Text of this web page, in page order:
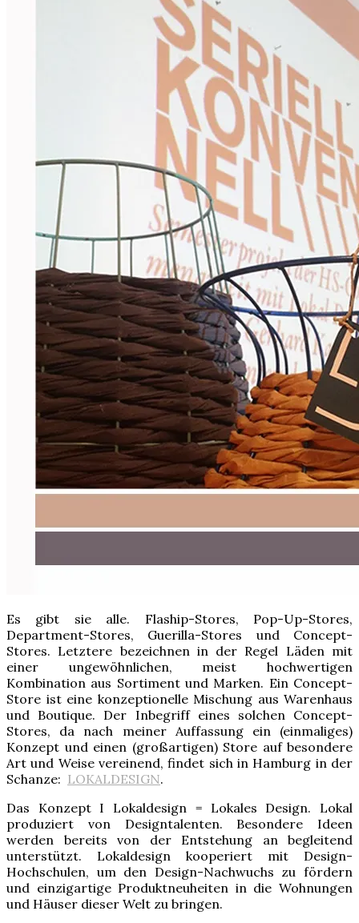
Es gibt sie alle. Flaship-Stores, Pop-Up-Stores,
Department-Stores, Guerilla-Stores und Concept-
Stores. Letztere bezeichnen in der Regel Läden mit
einer ungewöhnlichen, meist hochwertigen
Kombination aus Sortiment und Marken. Ein Concept-
Store ist eine konzeptionelle Mischung aus Warenhaus
und Boutique. Der Inbegriff eines solchen Concept-
Stores, da nach meiner Auffassung ein (einmaliges)
Konzept und einen (großartigen) Store auf besondere
Art und Weise vereinend, findet sich in Hamburg in der
Schanze: LOKALDESIGN.
Das Konzept I Lokaldesign = Lokales Design. Lokal
produziert von Designtalenten. Besondere Ideen
werden bereits von der Entstehung an begleitend
unterstützt. Lokaldesign kooperiert mit Design-
Hochschulen, um den Design-Nachwuchs zu fördern
und einzigartige Produktneuheiten in die Wohnungen
und Häuser dieser Welt zu bringen.